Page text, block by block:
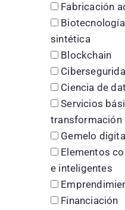
Fabricación
sintética
Blockchain
Ciencia de
Servicios
transformación
Gemelo digital
Elementos
e inteligentes
Financiación